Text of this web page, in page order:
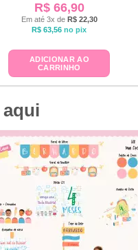
R$66,90
Em até 3x de R$22,30
R$ 63,56 no pix
ADICIONAR AO
CARRINHO